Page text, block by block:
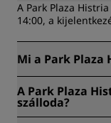
A Park Plaza
14:00, a
Mi a Park Plaza
Verudella 17, Pula,
A Park Plaza
szálloda?